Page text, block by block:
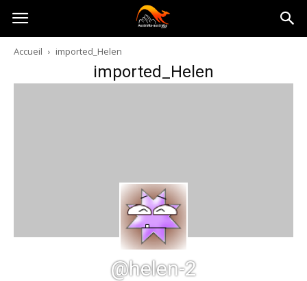
Australia-
australie.com
Accueil imported_Helen
imported_Helen
@helen-2